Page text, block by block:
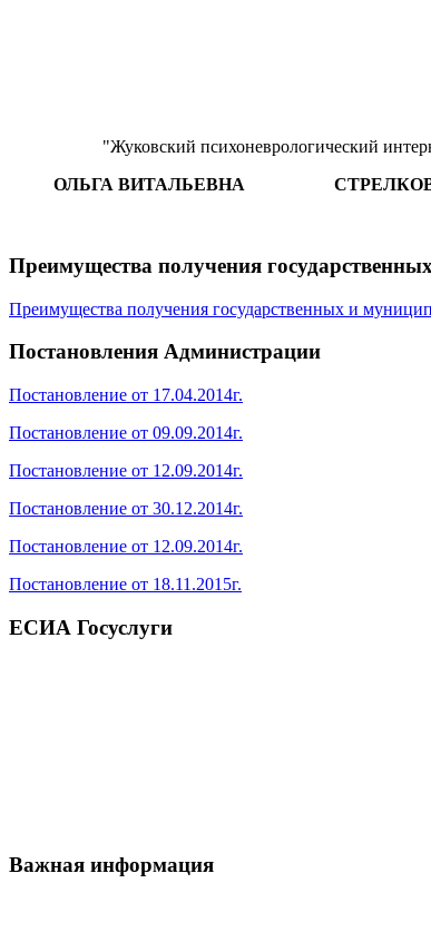
"Жуковский психоневрологический
ОЛЬГА ВИТАЛЬЕВНА
Преимущества получения
Преимущества получения государственных и
Постановления Администрации
Постановление от 17.04.2014г.
Постановление от 09.09.2014г.
Постановление от 12.09.2014г.
Постановление от 30.12.2014г.
Постановление от 12.09.2014г.
Постановление от 18.11.2015г.
ЕСИА Госуслуги
Важная информация